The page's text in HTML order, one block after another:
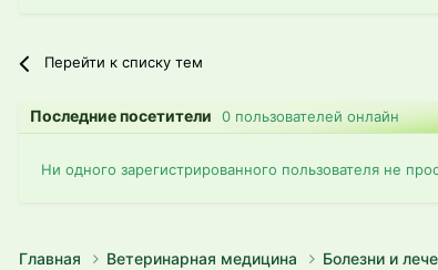
Перейти к списку тем
Последние посетители 0 пользователей онлайн
Ни одного зарегистрированного пользователя не
Главная Ветеринарная медицина Болезни и